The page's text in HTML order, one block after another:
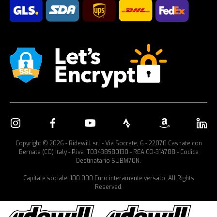
Copyright © 2026 - Ridewill srl - Via Socrate, 6 - 22070 Casnate con
Bernate (CO) Italy - P.iva IT03438580130 - REA CO-314788 - Codice
Destinatario SUBM70N.
Capitale sociale: 100.000 Euro interamente versato. All Rights
Reserved.